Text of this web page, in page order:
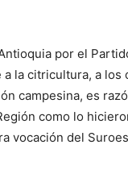
por el
la citricultura, a los
campesina, es
como lo
vocación del